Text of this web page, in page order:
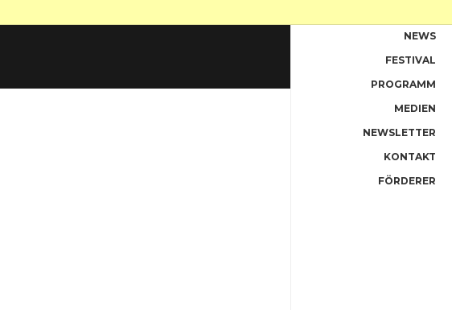
NEWS
FESTIVAL
PREISTRÄGER
ARCHIV 2018
ARCHIV 2017
ARCHIV 2016
ARCHIV 2015
PROGRAMM
MEDIEN
NEWSLETTER
KONTAKT
FÖRDERER